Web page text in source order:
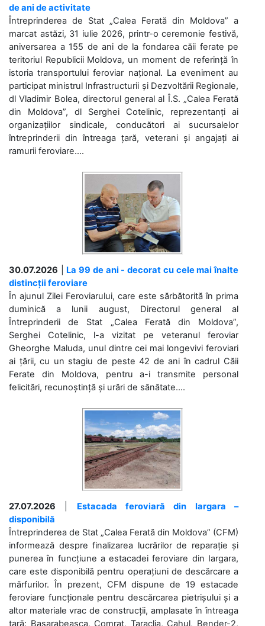
de ani de activitate
Întreprinderea de Stat „Calea Ferată din Moldova” a
marcat astăzi, 31 iulie 2026, printr-o ceremonie festivă,
aniversarea a 155 de ani de la fondarea căii ferate pe
teritoriul Republicii Moldova, un moment de referință în
istoria transportului feroviar național. La eveniment au
participat ministrul Infrastructurii și Dezvoltării Regionale,
dl Vladimir Bolea, directorul general al Î.S. „Calea Ferată
din Moldova”, dl Serghei Cotelinic, reprezentanți ai
organizațiilor sindicale, conducători ai sucursalelor
întreprinderii din întreaga țară, veterani și angajați ai
ramurii feroviare....
30.07.2026
La 99 de ani - decorat cu cele mai înalte
distincții feroviare
În ajunul Zilei Feroviarului, care este sărbătorită în prima
duminică a lunii august, Directorul general al
Întreprinderii de Stat „Calea Ferată din Moldova”,
Serghei Cotelinic, l-a vizitat pe veteranul feroviar
Gheorghe Maluda, unul dintre cei mai longevivi feroviari
ai țării, cu un stagiu de peste 42 de ani în cadrul Căii
Ferate din Moldova, pentru a-i transmite personal
felicitări, recunoștință și urări de sănătate....
27.07.2026
Estacada feroviară din Iargara –
disponibilă
Întreprinderea de Stat „Calea Ferată din Moldova” (CFM)
informează despre finalizarea lucrărilor de reparație și
punerea în funcțiune a estacadei feroviare din Iargara,
care este disponibilă pentru operațiuni de descărcare a
mărfurilor. În prezent, CFM dispune de 19 estacade
feroviare funcționale pentru descărcarea pietrișului și a
altor materiale vrac de construcții, amplasate în întreaga
țară: Basarabeasca, Comrat, Taraclia, Cahul, Bender-2,